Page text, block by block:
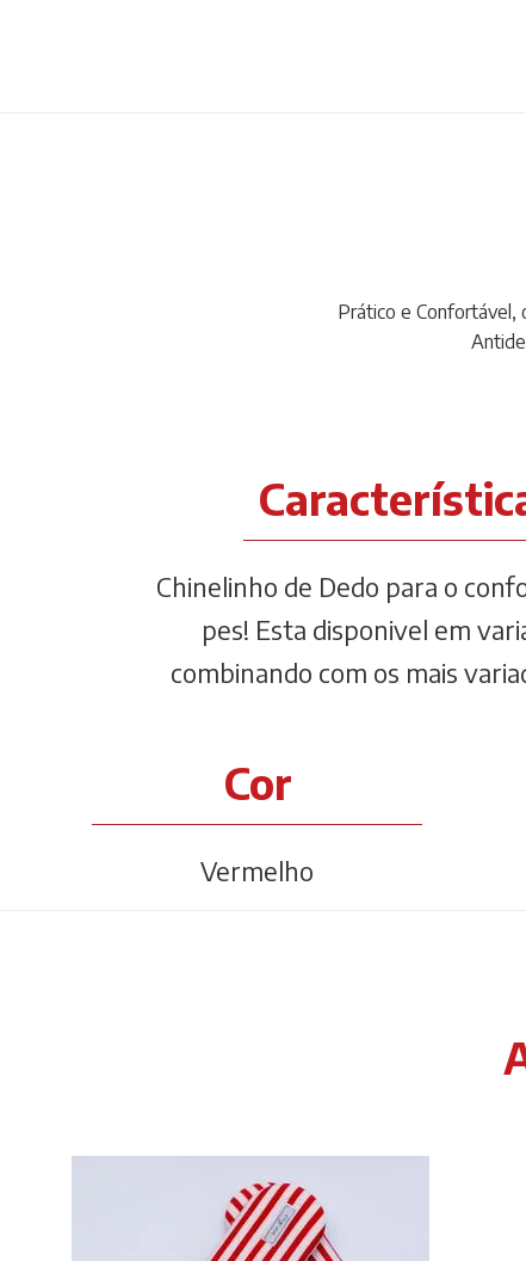
Prático e Confortável,
Chinelinho de Dedo para o
pes! Esta disponivel em
combinando com os mais
Cor
Vermelho